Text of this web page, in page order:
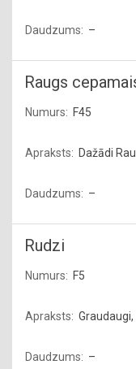
–
Raugs
F45
Dažādi
–
Rudzi
F5
–